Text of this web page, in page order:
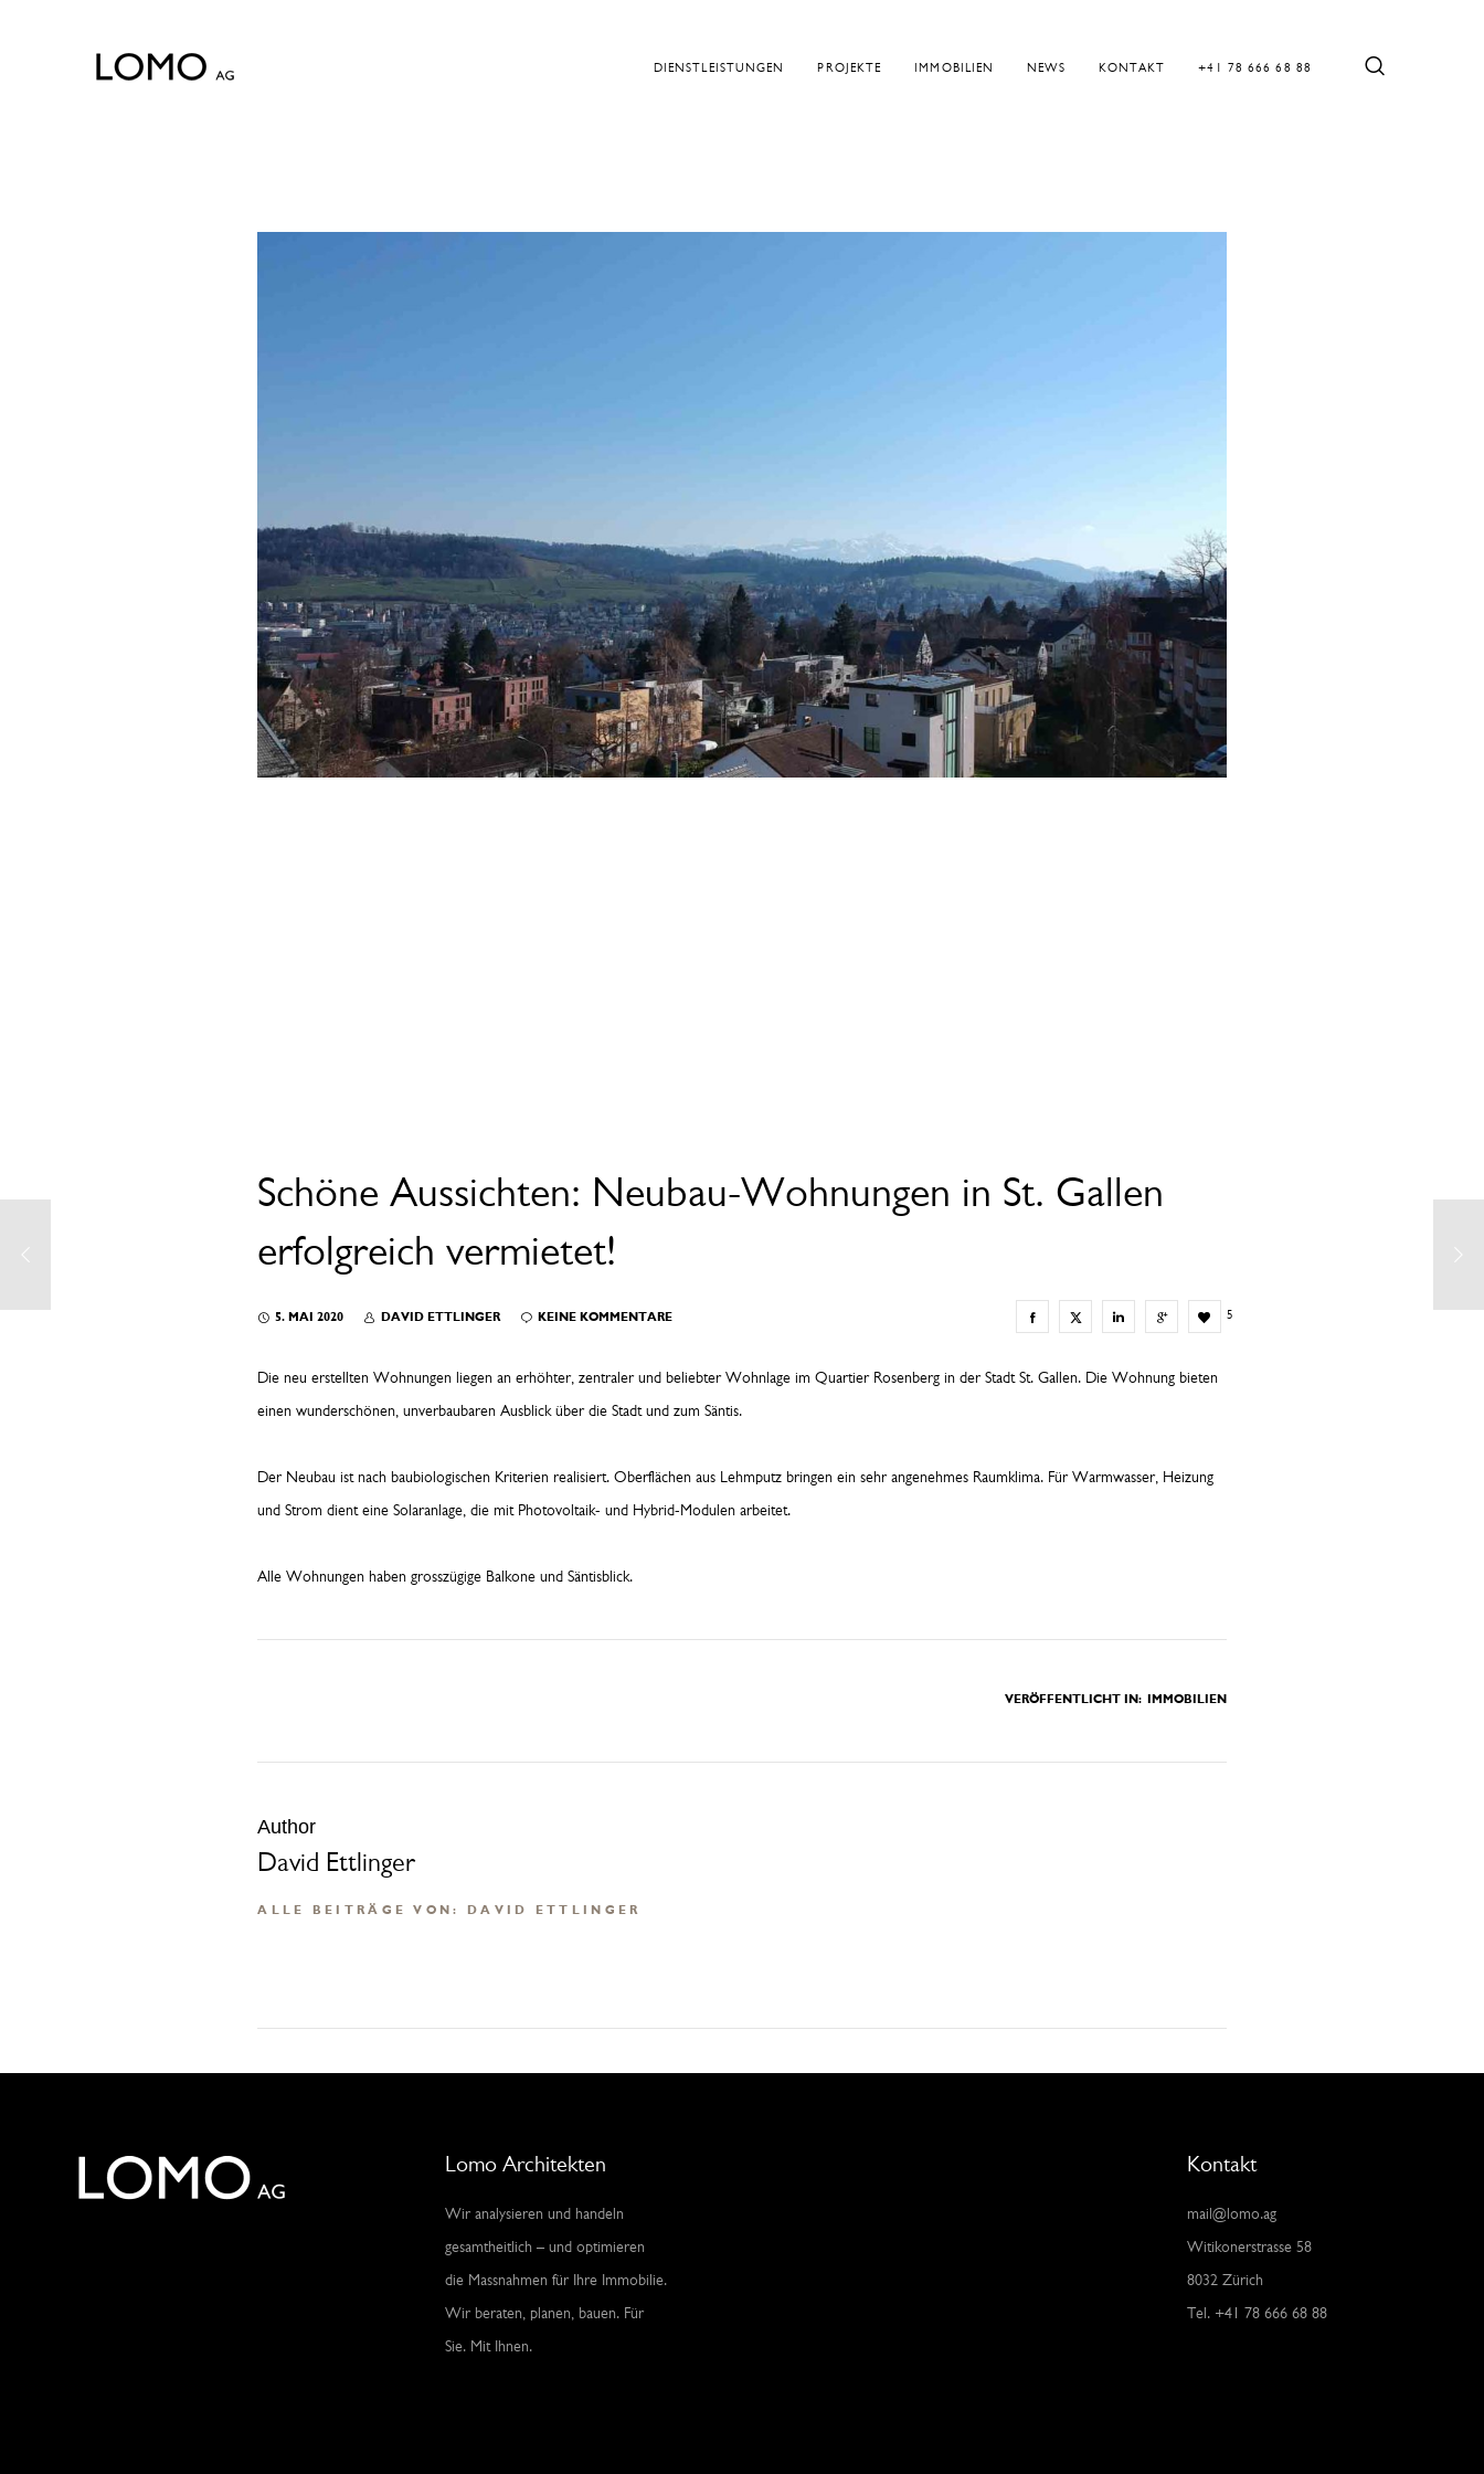
DIENSTLEISTUNGEN PROJEKTE IMMOBILIEN NEWS KONTAKT +41 78 666 68 88
Schöne Aussichten: Neubau-Wohnungen in St. Gallen
erfolgreich vermietet!
5. MAI 2020 DAVID ETTLINGER KEINE KOMMENTARE 5
Die neu erstellten Wohnungen liegen an erhöhter, zentraler und beliebter Wohnlage im Quartier Rosenberg in der Stadt St. Gallen. Die Wohnung bieten
einen wunderschönen, unverbaubaren Ausblick über die Stadt und zum Säntis.
Der Neubau ist nach baubiologischen Kriterien realisiert. Oberflächen aus Lehmputz bringen ein sehr angenehmes Raumklima. Für Warmwasser, Heizung
und Strom dient eine Solaranlage, die mit Photovoltaik- und Hybrid-Modulen arbeitet.
Alle Wohnungen haben grosszügige Balkone und Säntisblick.
VERÖFFENTLICHT IN: IMMOBILIEN
Author
David Ettlinger
ALLE BEITRÄGE VON: DAVID ETTLINGER
Lomo Architekten
Wir analysieren und handeln
gesamtheitlich – und optimieren
die Massnahmen für Ihre Immobilie.
Wir beraten, planen, bauen. Für
Sie. Mit Ihnen.
Kontakt
mail@lomo.ag
Witikonerstrasse 58
8032 Zürich
Tel. +41 78 666 68 88